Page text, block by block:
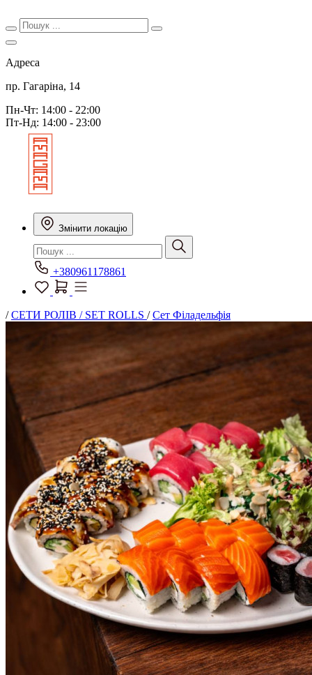
Адреса
пр. Гагаріна, 14
Пн-Чт: 14:00 - 22:00
Пт-Нд: 14:00 - 23:00
Змінити локацію
+380961178861
/СЕТИ РОЛІВ / SET ROLLS /Сет Філадельфія